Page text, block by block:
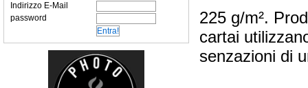
Indirizzo E-Mail
password
225 g/m².
cartai
senzazioni di